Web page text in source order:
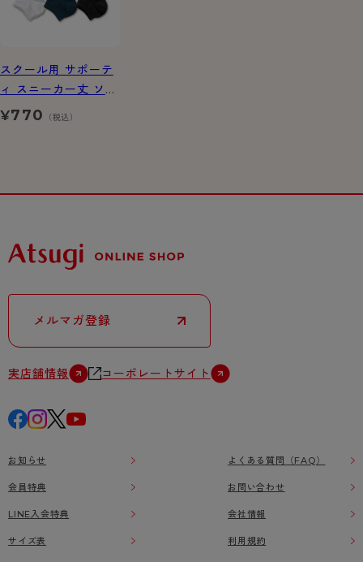
スクール用 サポーテ
ィ スニーカー丈 ソッ
クス 2足組
¥770 （税込）
メルマガ登録
実店舗情報 コーポレートサイト
お知らせ
会員特典
LINE入会特典
サイズ表
よくある質問（FAQ）
お問い合わせ
会社情報
利用規約